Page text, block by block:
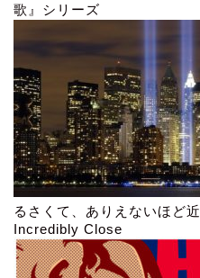
歌』シリーズ
るさくて、ありえないほ
Incredibly Close